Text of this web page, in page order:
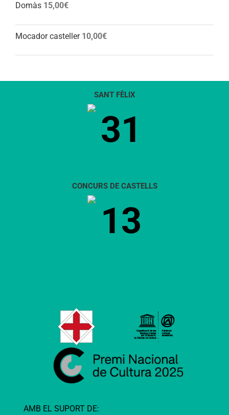
Domàs 15,00€
Mocador casteller 10,00€
SANT FÈLIX
31
CONCURS DE CASTELLS
13
AMB EL SUPORT DE: